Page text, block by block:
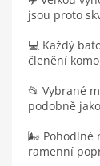
jsou proto
💻 Každý
členění
📂 Vybrané
podobně
🌬️ Pohodlné
ramenní